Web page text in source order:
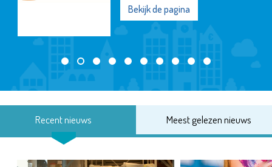
Bekijk de pagina
Recent nieuws Meest gelezen nieuws